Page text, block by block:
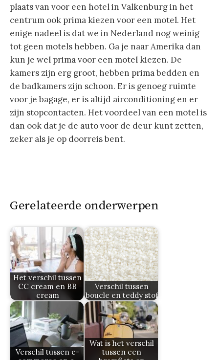
plaats van voor een hotel in Valkenburg in het
centrum ook prima kiezen voor een motel. Het
enige nadeel is dat we in Nederland nog weinig
tot geen motels hebben. Ga je naar Amerika dan
kun je wel prima voor een motel kiezen. De
kamers zijn erg groot, hebben prima bedden en
de badkamers zijn schoon. Er is genoeg ruimte
voor je bagage, er is altijd airconditioning en er
zijn stopcontacten. Het voordeel van een motel is
dan ook dat je de auto voor de deur kunt zetten,
zeker als je op doorreis bent.
Gerelateerde onderwerpen
Het verschil tussen
CC cream en BB
cream
Verschil tussen
boucle en teddy stof
Verschil tussen e-
Wat is het verschil
tussen een